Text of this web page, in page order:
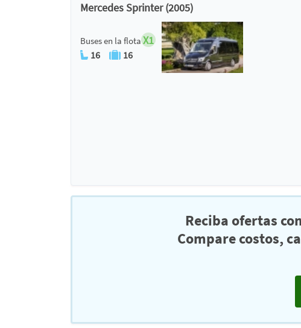
Mercedes Sprinter (2005)
Buses en la flota X1
16 16
Reciba ofertas
Compare costos,